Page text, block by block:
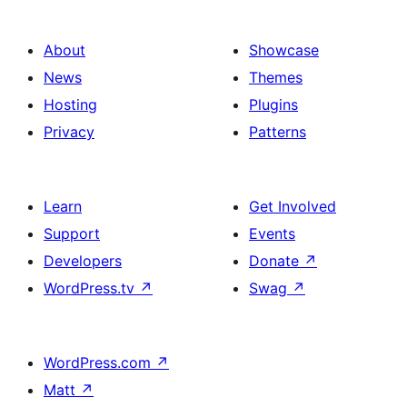
About
News
Hosting
Privacy
Showcase
Themes
Plugins
Patterns
Learn
Support
Developers
WordPress.tv ↗
Get Involved
Events
Donate ↗
Swag ↗
WordPress.com ↗
Matt ↗